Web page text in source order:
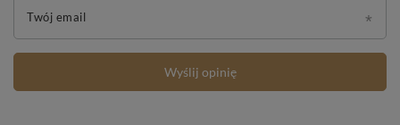
Twój email
Wyślij opinię